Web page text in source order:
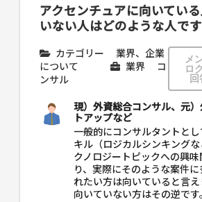
アクセンチュアに向いてい
いない人はどのような人で
カテゴリー
業界、企業
について
業界
コ
ンサル
メ
ロ
回
現）外資総合コンサル、元
トアップなど
一般的にコンサルタントと
キル（ロジカルシンキング
クノロジートピックへの興
り、実際にそのような案件
れたい方は向いていると言え
向いていない方はその逆です。